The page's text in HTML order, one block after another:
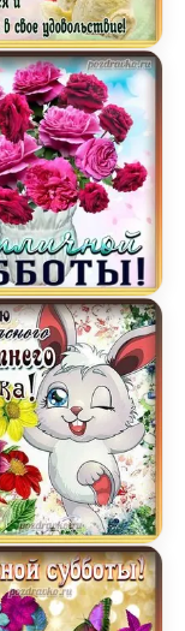
корзинкой роз
денечка с
и
с субботой с
отличной
к субботе с